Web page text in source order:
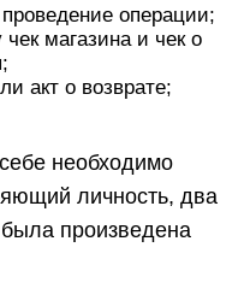
операции;
магазина и чек о
акт о возврате;
необходимо
личность, два
была произведена